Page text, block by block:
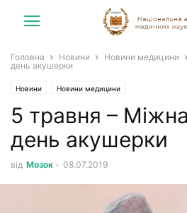
Головна Новини Новини медицини
день акушерки
Новини Новини медицини
5 травня –
день акушерки
від Мозок - 08.07.2019